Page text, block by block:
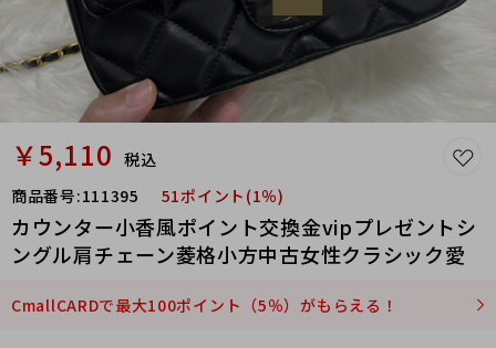
￥5,110 税込
商品番号:111395 51ポイント(1％)
カウンター小香風ポイント交換金vipプレゼントシ
ングル肩チェーン菱格小方中古女性クラシック愛
CmallCARDで最大100ポイント（5％）がもらえる！
尺寸：21-7-14cm
更多款式复制了解：cchezu
ogongying